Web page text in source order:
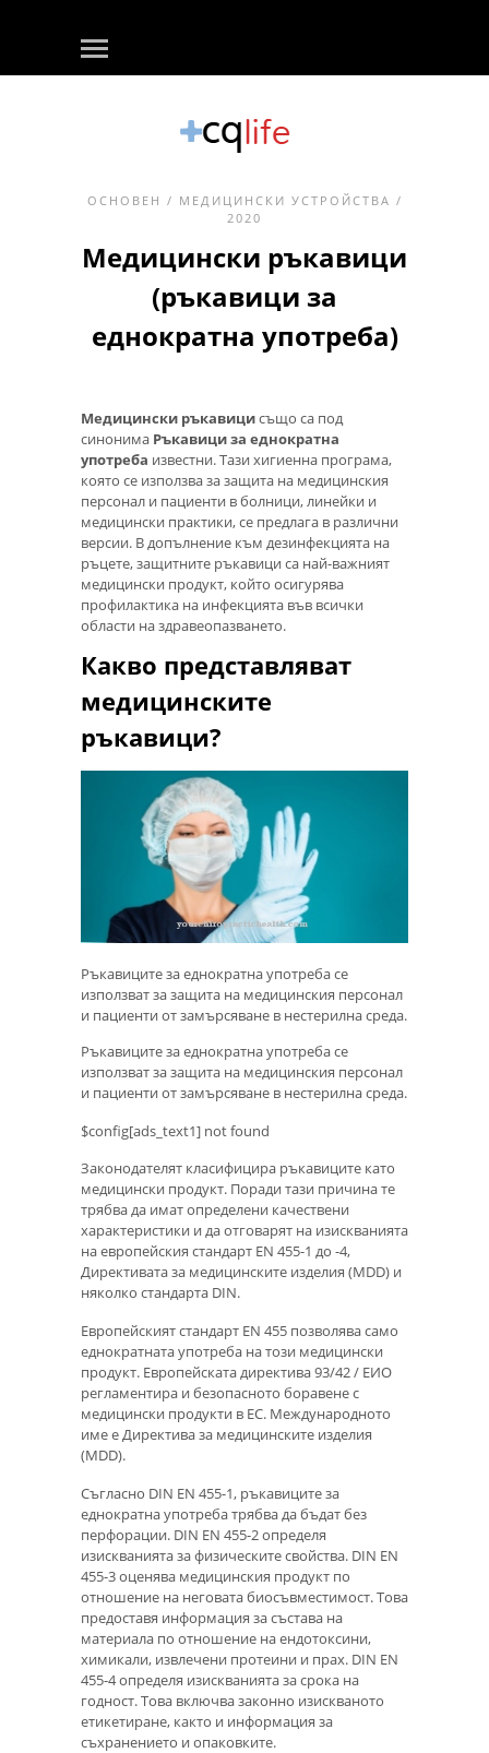
ОСНОВЕН / МЕДИЦИНСКИ УСТРОЙСТВА /
2020
Медицински ръкавици
(ръкавици за
еднократна употреба)
Медицински ръкавицисъщо са под
синонима Ръкавици за еднократна
употреба известни. Тази хигиенна програма,
която се използва за защита на медицинския
персонал и пациенти в болници, линейки и
медицински практики, се предлага в различни
версии. В допълнение към дезинфекцията на
ръцете, защитните ръкавици са най-важният
медицински продукт, който осигурява
профилактика на инфекцията във всички
области на здравеопазването.
Какво представляват
медицинските
ръкавици?
Ръкавиците за еднократна употреба се
използват за защита на медицинския персонал
и пациенти от замърсяване в нестерилна среда.
Ръкавиците за еднократна употреба се
използват за защита на медицинския персонал
и пациенти от замърсяване в нестерилна среда.
$config[ads_text1] not found
Законодателят класифицира ръкавиците като
медицински продукт. Поради тази причина те
трябва да имат определени качествени
характеристики и да отговарят на изискванията
на европейския стандарт EN 455-1 до -4,
Директивата за медицинските изделия (MDD) и
няколко стандарта DIN.
Европейският стандарт EN 455 позволява само
еднократната употреба на този медицински
продукт. Европейската директива 93/42 / ЕИО
регламентира и безопасното боравене с
медицински продукти в ЕС. Международното
име е Директива за медицинските изделия
(MDD).
Съгласно DIN EN 455-1, ръкавиците за
еднократна употреба трябва да бъдат без
перфорации. DIN EN 455-2 определя
изискванията за физическите свойства. DIN EN
455-3 оценява медицинския продукт по
отношение на неговата биосъвместимост. Това
предоставя информация за състава на
материала по отношение на ендотоксини,
химикали, извлечени протеини и прах. DIN EN
455-4 определя изискванията за срока на
годност. Това включва законно изискваното
етикетиране, както и информация за
съхранението и опаковките.